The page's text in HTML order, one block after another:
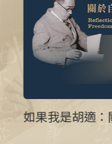
如果我是胡適